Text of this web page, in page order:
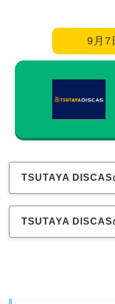
9月7
TSUTAYA DISCAS
TSUTAYA DISCAS